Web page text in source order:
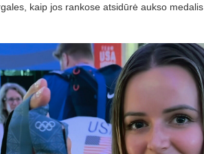
kaip jos rankose atsidūrė aukso medalis